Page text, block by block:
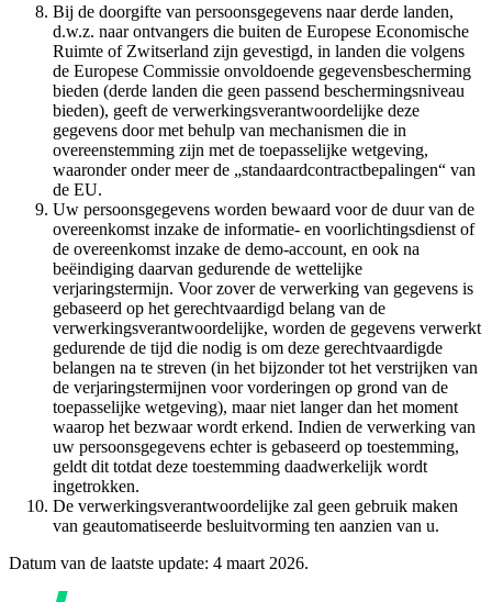
Bij de doorgifte van persoonsgegevens naar derde landen,
d.w.z. naar ontvangers die buiten de Europese Economische
Ruimte of Zwitserland zijn gevestigd, in landen die volgens
de Europese Commissie onvoldoende gegevensbescherming
bieden (derde landen die geen passend beschermingsniveau
bieden), geeft de verwerkingsverantwoordelijke deze
gegevens door met behulp van mechanismen die in
overeenstemming zijn met de toepasselijke wetgeving,
waaronder onder meer de „standaardcontractbepalingen“ van
de EU.
Uw persoonsgegevens worden bewaard voor de duur van de
overeenkomst inzake de informatie- en voorlichtingsdienst of
de overeenkomst inzake de demo-account, en ook na
beëindiging daarvan gedurende de wettelijke
verjaringstermijn. Voor zover de verwerking van gegevens is
gebaseerd op het gerechtvaardigd belang van de
verwerkingsverantwoordelijke, worden de gegevens verwerkt
gedurende de tijd die nodig is om deze gerechtvaardigde
belangen na te streven (in het bijzonder tot het verstrijken van
de verjaringstermijnen voor vorderingen op grond van de
toepasselijke wetgeving), maar niet langer dan het moment
waarop het bezwaar wordt erkend. Indien de verwerking van
uw persoonsgegevens echter is gebaseerd op toestemming,
geldt dit totdat deze toestemming daadwerkelijk wordt
ingetrokken.
De verwerkingsverantwoordelijke zal geen gebruik maken
van geautomatiseerde besluitvorming ten aanzien van u.
Datum van de laatste update: 4 maart 2026.